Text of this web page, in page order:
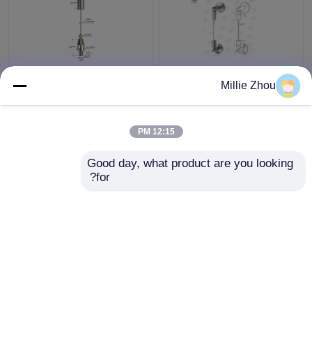
انعطاف پذیر تنظیم سیمی
کابل نمایش سیستم /
YW86002
Millie Zhou
12:15 PM
Good day, what product are you looking
for?